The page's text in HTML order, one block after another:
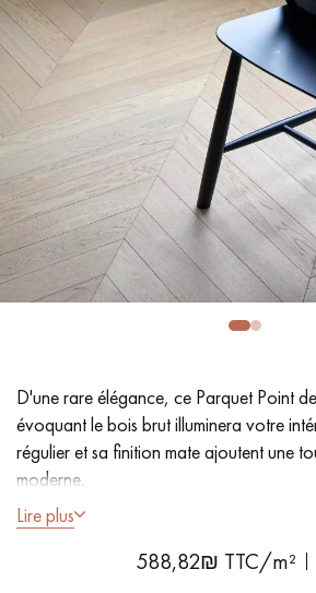
SOL PLAQUÉ BOIS VERITABLES
PARQUET EN BOIS EXOTIQUE
PARQUET HUILÉ
PARQUET VIEILLI
PARQUET LAMES LARGES XXL
ACCESSOIRES PARQUET
Nos conseillers sont
09-8899140
D'une rare élégance, ce Parquet Point
évoquant le bois brut illuminera votre
régulier et sa finition mate ajoutent une
moderne.
- Lames Largeur
- Aspect bois brut,Vernis invisblemat
Lire plus
588,82₪ TTC/m²